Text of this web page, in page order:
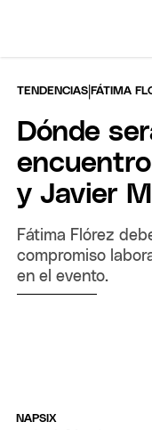
TENDENCIAS |FÁTIMA
Dónde
y Javier
Fátima Flórez
compromiso
en el evento.
NAPSIX